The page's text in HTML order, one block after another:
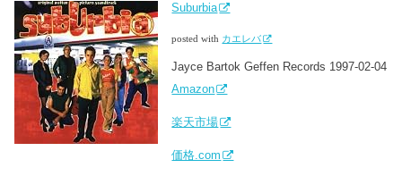
Suburbia
posted with カエレバ
Jayce Bartok Geffen Records 1997-02-04
Amazon
楽天市場
価格.com